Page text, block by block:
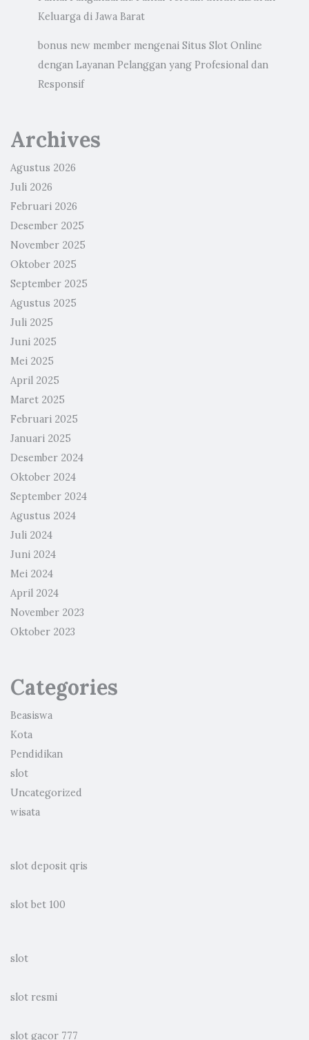
Keluarga di Jawa Barat
bonus new member mengenai Situs Slot Online
dengan Layanan Pelanggan yang Profesional dan
Responsif
Archives
Agustus 2026
Juli 2026
Februari 2026
Desember 2025
November 2025
Oktober 2025
September 2025
Agustus 2025
Juli 2025
Juni 2025
Mei 2025
April 2025
Maret 2025
Februari 2025
Januari 2025
Desember 2024
Oktober 2024
September 2024
Agustus 2024
Juli 2024
Juni 2024
Mei 2024
April 2024
November 2023
Oktober 2023
Categories
Beasiswa
Kota
Pendidikan
slot
Uncategorized
wisata
slot deposit qris
slot bet 100
slot
slot resmi
slot gacor 777